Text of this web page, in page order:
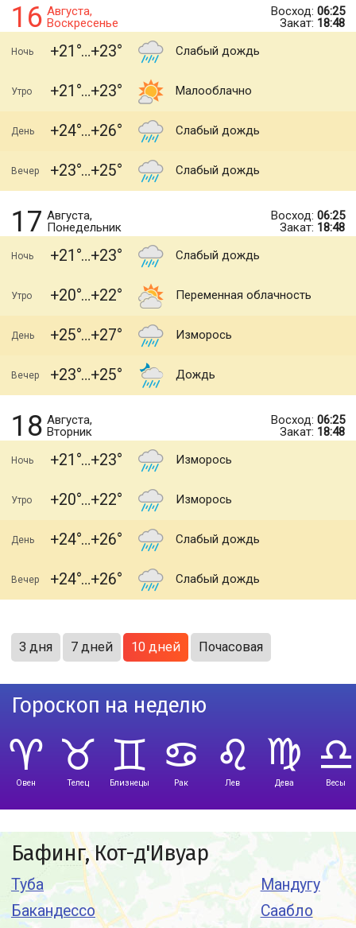
16 Августа,
Воскресенье
Восход: 06:25
Закат: 18:48
Ночь +21 +23 Слабый дождь
Утро +21 +23 Малооблачно
День +24 +26 Слабый дождь
Вечер +23 +25 Слабый дождь
17 Августа,
Понедельник
Восход: 06:25
Закат: 18:48
Ночь +21 +23 Слабый дождь
Утро +20 +22 Переменная облачность
День +25 +27 Изморось
Вечер +23 +25 Дождь
18 Августа,
Вторник
Восход: 06:25
Закат: 18:48
Ночь +21 +23 Изморось
Утро +20 +22 Изморось
День +24 +26 Слабый дождь
Вечер +24 +26 Слабый дождь
3 дня 7 дней 10 дней Почасовая
Гороскоп на неделю
Овен Телец Близнецы Рак Лев Дева Весы
Бафинг, Кот-д'Ивуар
Туба
Бакандессо
Мандугу
Саабло